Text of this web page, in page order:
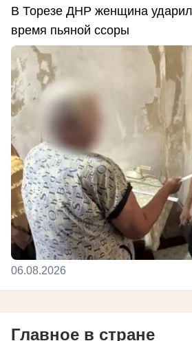
В Торезе ДНР женщина
время пьяной ссоры
06.08.2026
Главное в стране